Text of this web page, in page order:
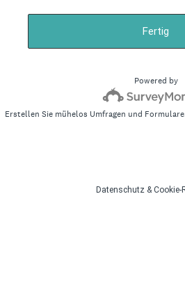
Fertig
Powered by
Erstellen Sie mühelos Umfragen und
Datenschutz & Cookie-